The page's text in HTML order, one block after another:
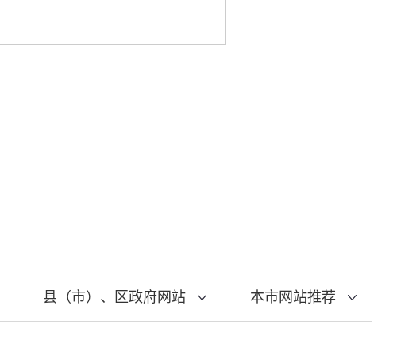
县（市）、区政府网站 本市网站推荐